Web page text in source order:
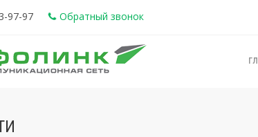
97-97 Обратный звонок